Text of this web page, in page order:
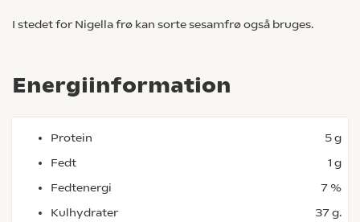
I stedet for Nigella frø kan sorte sesamfrø også bruges.
Energiinformation
Protein
5 g
Fedt
1 g
Fedtenergi
7 %
Kulhydrater
37 g.